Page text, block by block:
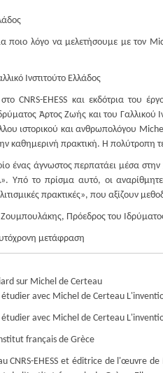
ποιο λόγο να μελετήσουμε με τον
Ινστιτούτο Ελλάδος
CNRS-EHESS και εκδότρια του
Άρτος Ζωής και του Γαλλικού
ιστορικού και ανθρωπολόγου
καθημερινή πρακτική. Η πολύτροπη
ένας άγνωστος περπατάει μέσα
Υπό το πρίσμα αυτό, οι
πρακτικές», που αξίζουν
Ζουμπουλάκης, Πρόεδρος του
μετάφραση
sur Michel de Certeau
avec Michel de Certeau
avec Michel de Certeau
français de Grèce
CNRS-EHESS et éditrice de l'œuvre